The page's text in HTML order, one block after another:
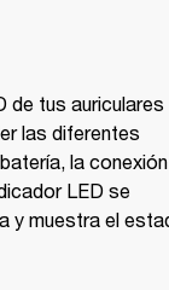
de tus auriculares
las diferentes
la conexión
LED se
y muestra el